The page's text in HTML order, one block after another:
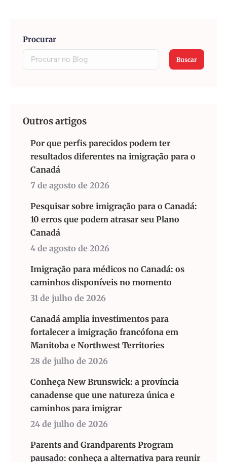
Procurar
Buscar
Outros artigos
Por que perfis parecidos podem ter
resultados diferentes na imigração para o
Canadá
7 de agosto de 2026
Pesquisar sobre imigração para o Canadá:
10 erros que podem atrasar seu Plano
Canadá
4 de agosto de 2026
Imigração para médicos no Canadá: os
caminhos disponíveis no momento
31 de julho de 2026
Canadá amplia investimentos para
fortalecer a imigração francófona em
Manitoba e Northwest Territories
28 de julho de 2026
Conheça New Brunswick: a província
canadense que une natureza única e
caminhos para imigrar
24 de julho de 2026
Parents and Grandparents Program
pausado: conheça a alternativa para reunir